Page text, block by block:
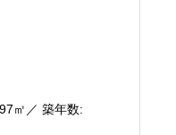
㎡ ／ 築年数: